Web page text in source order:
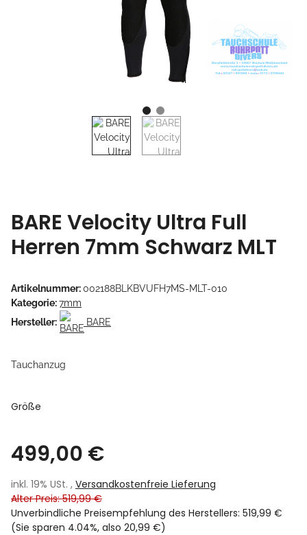
BARE Velocity Ultra Full
Herren 7mm Schwarz MLT
Artikelnummer:002188BLKBVUFH7MS-MLT-010
Kategorie:7mm
Hersteller:
BARE
Tauchanzug
Größe
499,00 €
inkl. 19% USt. , Versandkostenfreie Lieferung
Alter Preis: 519,99 €
Unverbindliche Preisempfehlung des Herstellers: 519,99 €
(Sie sparen 4.04%, also 20,99 €)